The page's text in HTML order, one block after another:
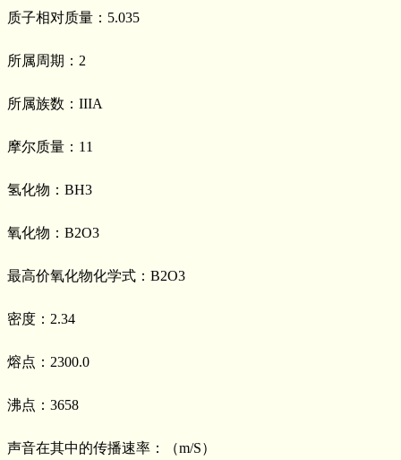
质子相对质量：5.035
所属周期：2
所属族数：IIIA
摩尔质量：11
氢化物：BH3
氧化物：B2O3
最高价氧化物化学式：B2O3
密度：2.34
熔点：2300.0
沸点：3658
声音在其中的传播速率：（m/S）